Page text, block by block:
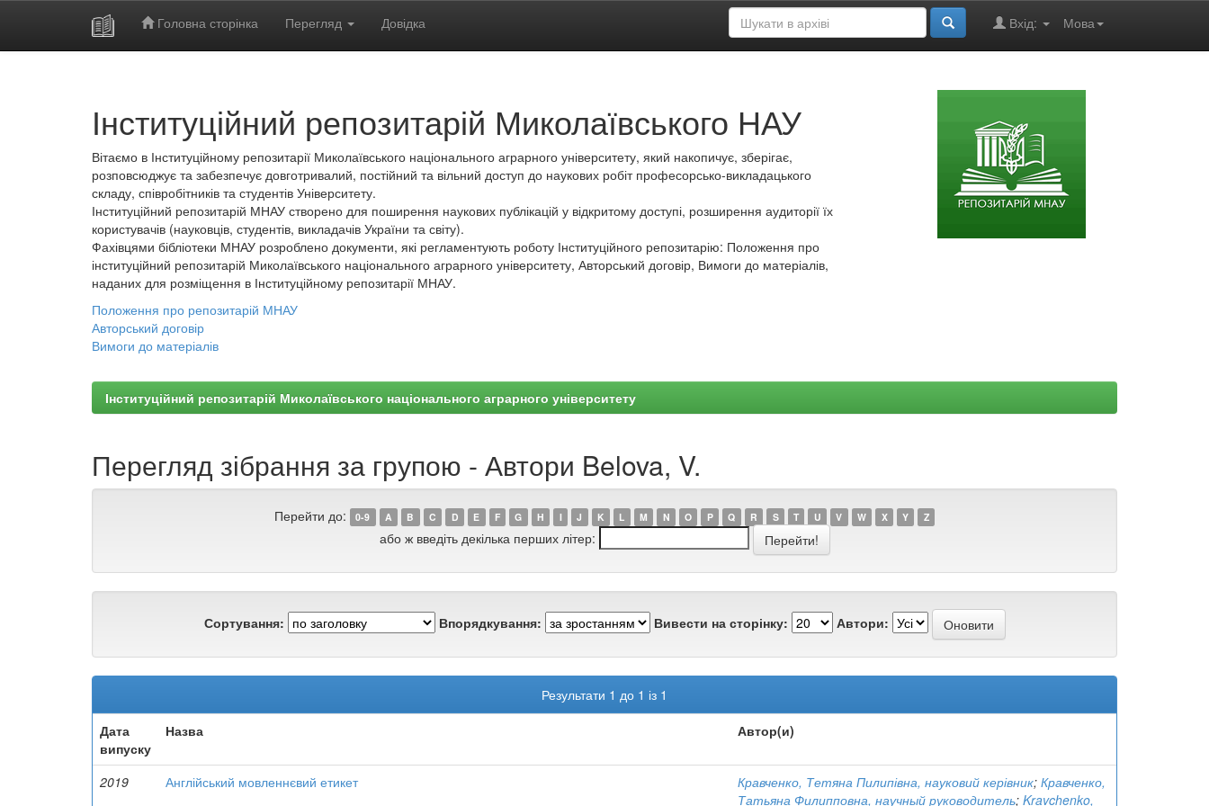
Головна сторінка Перегляд Довідка Мова
Вхід:
Інституційний репозитарій Миколаївського НАУ
Вітаємо в Інституційному репозитарії Миколаївського національного аграрного університету, який накопичує, зберігає,
розповсюджує та забезпечує довготривалий, постійний та вільний доступ до наукових робіт професорсько-викладацького
складу, співробітників та студентів Університету.
Інституційний репозитарій МНАУ створено для поширення наукових публікацій у відкритому доступі, розширення аудиторії їх
користувачів (науковців, студентів, викладачів України та світу).
Фахівцями бібліотеки МНАУ розроблено документи, які регламентують роботу Інституційного репозитарію: Положення про
інституційний репозитарій Миколаївського національного аграрного університету, Авторський договір, Вимоги до матеріалів,
наданих для розміщення в Інституційному репозитарії МНАУ.
Положення про репозитарій МНАУ
Авторський договір
Вимоги до матеріалів
Інституційний репозитарій Миколаївського національного аграрного університету
Перегляд зібрання за групою - Автори Belova, V.
Перейти до: 0-9 A B C D E F G H I J K L M N O P Q R S T U V W X Y Z
або ж введіть декілька перших літер:
Сортування: Впорядкування: Вивести на сторінку: Автори:
Результати 1 до 1 із 1
Дата
випуску
Назва Автор(и)
2019 Англійський мовленнєвий етикет Кравченко, Тетяна Пилипівна, науковий керівник; Кравченко,
Татьяна Филипповна, научный руководитель; Kravchenko,